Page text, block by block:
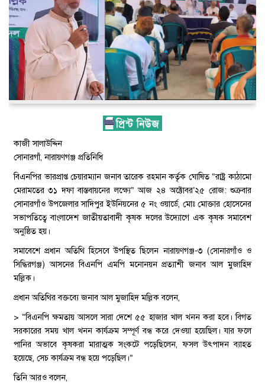
কাজী সালাউদ্দিন
সোনারগাঁ, নারায়ণগঞ্জ প্রতিনিধি
বিএনপির ভারপ্রাপ্ত চেয়ারম্যান জনাব তারেক রহমান কর্তৃক ঘোষিত “রাষ্ট্র কাঠামো
মেরামতের ৩১ দফা বাস্তবায়নের লক্ষ্যে” আজ ২৪ অক্টোবর’২৫ রোজ: শুক্রবার
সোনারগাঁও উপজেলার সাদিপুর ইউনিয়নের ৫ নং ওয়ার্ডে, মোঃ মোক্তার হোসেনের
সভাপতিত্বে বাংলাদেশ জাতীয়তাবাদী কৃষক দলের উদ্যোগে এক কৃষক সমাবেশ
অনুষ্ঠিত হয়।
সমাবেশে প্রধান অতিথি হিসেবে উপস্থিত ছিলেন নারায়ণগঞ্জ-৩ (সোনারগাঁও ও
সিদ্ধিরগঞ্জ) আসনের বিএনপি এমপি মনোনয়ন প্রত্যাশী জনাব আল মুজাহিদ
মল্লিক।
প্রধান অতিথির বক্তব্যে জনাব আল মুজাহিদ মল্লিক বলেন,
> “বিএনপি ক্ষমতায় আসলে সারা দেশে ৫৫ হাজার খাল খনন করা হবে। বিগত
সরকারের সময় খাল খনন কার্যক্রম সম্পূর্ণ বন্ধ করে দেওয়া হয়েছিল। যার ফলে
পানির অভাবে কৃষকরা মারাত্মক সংকটে পড়েছিলেন, ফসল উৎপাদন ব্যাহত
হয়েছে, সেচ কার্যক্রম বন্ধ হয়ে পড়েছিল।”
তিনি আরও বলেন,